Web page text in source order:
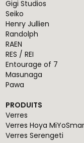
Gigi Studios
Seiko
Henry Jullien
Randolph
RAEN
RES / REI
Entourage of 7
Masunaga
Pawa
PRODUITS
Verres
Verres Hoya
Verres Serengeti